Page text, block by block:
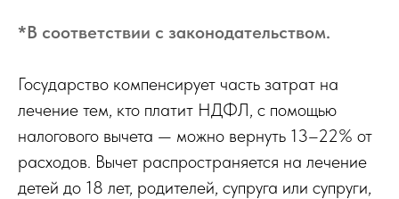
*В соответствии с законодательством.
Государство компенсирует часть затрат на
лечение тем, кто платит НДФЛ, с помощью
налогового вычета — можно вернуть 13–22% от
расходов. Вычет распространяется на лечение
детей до 18 лет, родителей, супруга или супруги,